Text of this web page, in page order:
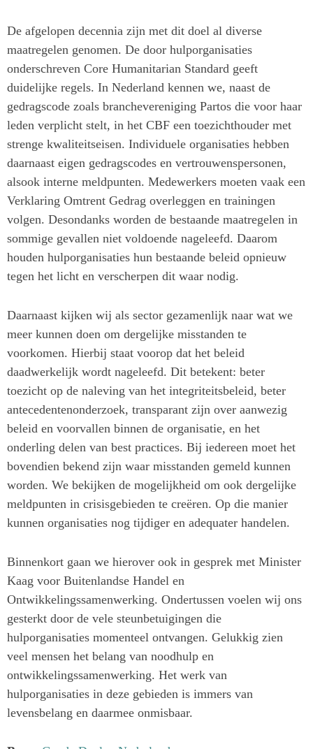
De afgelopen decennia zijn met dit doel al diverse
maatregelen genomen. De door hulporganisaties
onderschreven Core Humanitarian Standard geeft
duidelijke regels. In Nederland kennen we, naast de
gedragscode zoals branchevereniging Partos die voor haar
leden verplicht stelt, in het CBF een toezichthouder met
strenge kwaliteitseisen. Individuele organisaties hebben
daarnaast eigen gedragscodes en vertrouwenspersonen,
alsook interne meldpunten. Medewerkers moeten vaak een
Verklaring Omtrent Gedrag overleggen en trainingen
volgen. Desondanks worden de bestaande maatregelen in
sommige gevallen niet voldoende nageleefd. Daarom
houden hulporganisaties hun bestaande beleid opnieuw
tegen het licht en verscherpen dit waar nodig.
Daarnaast kijken wij als sector gezamenlijk naar wat we
meer kunnen doen om dergelijke misstanden te
voorkomen. Hierbij staat voorop dat het beleid
daadwerkelijk wordt nageleefd. Dit betekent: beter
toezicht op de naleving van het integriteitsbeleid, beter
antecedentenonderzoek, transparant zijn over aanwezig
beleid en voorvallen binnen de organisatie, en het
onderling delen van best practices. Bij iedereen moet het
bovendien bekend zijn waar misstanden gemeld kunnen
worden. We bekijken de mogelijkheid om ook dergelijke
meldpunten in crisisgebieden te creëren. Op die manier
kunnen organisaties nog tijdiger en adequater handelen.
Binnenkort gaan we hierover ook in gesprek met Minister
Kaag voor Buitenlandse Handel en
Ontwikkelingssamenwerking. Ondertussen voelen wij ons
gesterkt door de vele steunbetuigingen die
hulporganisaties momenteel ontvangen. Gelukkig zien
veel mensen het belang van noodhulp en
ontwikkelingssamenwerking. Het werk van
hulporganisaties in deze gebieden is immers van
levensbelang en daarmee onmisbaar.